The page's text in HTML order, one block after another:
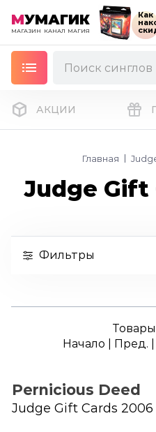
МУМАГИК
МАГАЗИН КАНАЛ МАГИЯ
Как
АКЦИИ
Главная
Judge Gift
Фильтры
Товары
Начало | Пред. |
Pernicious Deed
Judge Gift Cards 2006